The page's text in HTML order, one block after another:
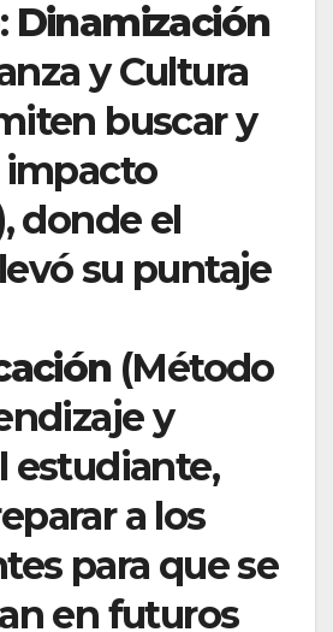
Dinamización
y Cultura
buscar y
impacto
donde el
su puntaje
(Método
y
estudiante,
a los
para que se
en futuros